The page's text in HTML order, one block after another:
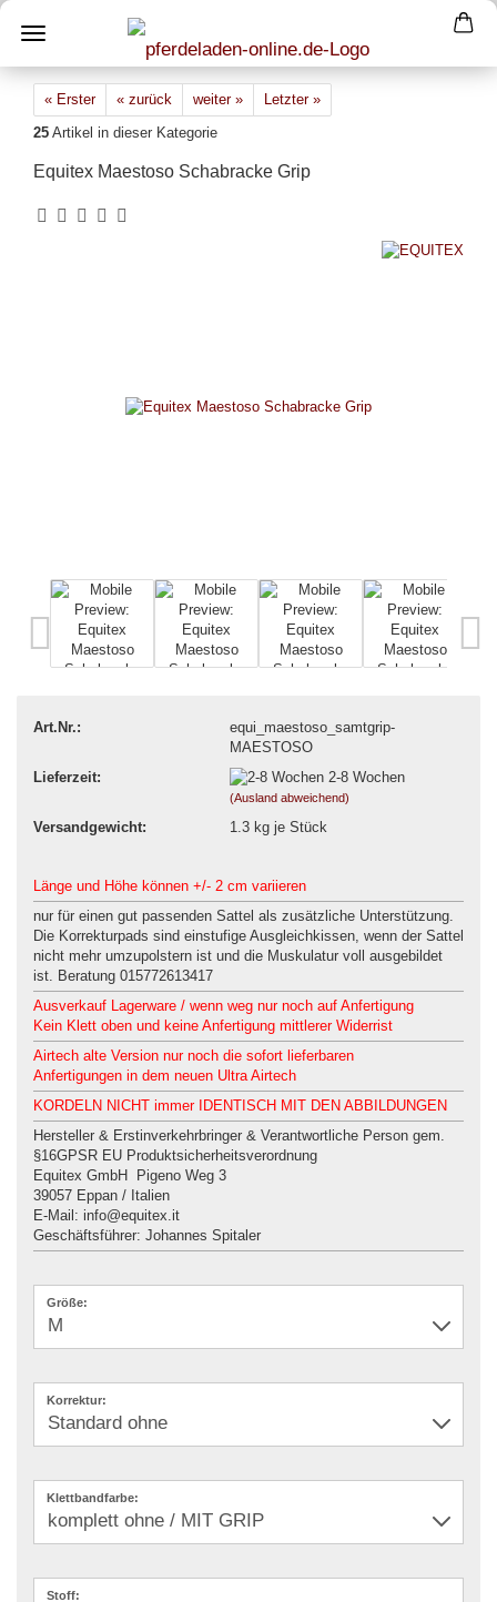
« Erster « zurück weiter »
Letzter »
25 Artikel in dieser Kategorie
Equitex Maestoso Schabracke Grip
Art.Nr.:
equi_maestoso_samtgrip-
MAESTOSO
Lieferzeit:
2-8 Wochen
(Ausland abweichend)
Versandgewicht: 1.3kg je Stück
Länge und Höhe können +/- 2 cm variieren
nur für einen gut passenden Sattel als zusätzliche Unterstützung.
Die Korrekturpads sind einstufige Ausgleichkissen, wenn der Sattel
nicht mehr umzupolstern ist und die Muskulatur voll ausgebildet
ist. Beratung 015772613417
Ausverkauf Lagerware / wenn weg nur noch auf Anfertigung
Kein Klett oben und keine Anfertigung mittlerer Widerrist
Airtech alte Version nur noch die sofort lieferbaren
Anfertigungen in dem neuen Ultra Airtech
KORDELN NICHT immer IDENTISCH MIT DEN ABBILDUNGEN
Hersteller & Erstinverkehrbringer & Verantwortliche Person gem.
§16GPSR EU Produktsicherheitsverordnung
Equitex GmbH Pigeno Weg 3
39057 Eppan / Italien
E-Mail: info@equitex.it
Geschäftsführer: Johannes Spitaler
Größe:
Korrektur:
Klettbandfarbe:
Stoff: